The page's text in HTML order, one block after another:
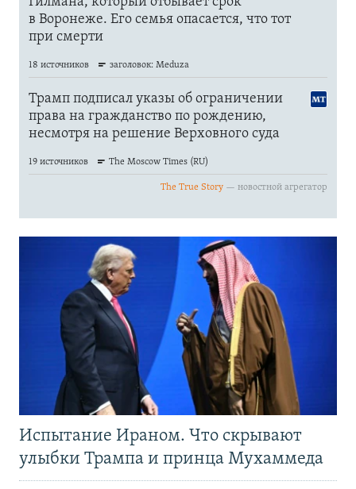
Испытание Ираном. Что скрывают
улыбки Трампа и принца Мухаммеда